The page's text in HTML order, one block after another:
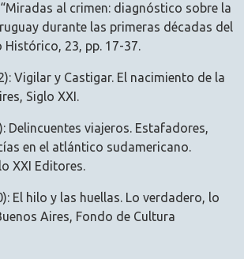
“Miradas al crimen: diagnóstico sobre la
durante las primeras décadas del
Histórico, 23, pp. 17-37.
Vigilar y Castigar. El nacimiento de la
Siglo XXI.
Delincuentes viajeros. Estafadores,
en el atlántico sudamericano.
XXI Editores.
El hilo y las huellas. Lo verdadero, lo
Aires, Fondo de Cultura